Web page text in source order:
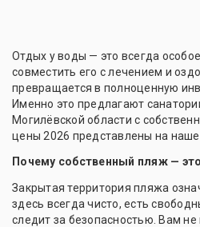
Отдых у воды — это всегда
совместить его с лечением и
превращается в полноценную
Именно это предлагают
Могилёвской области с
цены 2026 представлены на
Почему собственный пляж —
Закрытая территория пляжа
здесь всегда чисто, есть
следит за безопасностью. Вам